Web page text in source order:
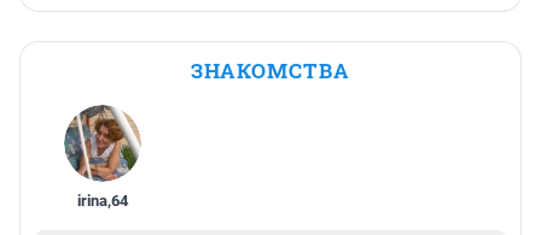
ЗНАКОМСТВА
irina,64